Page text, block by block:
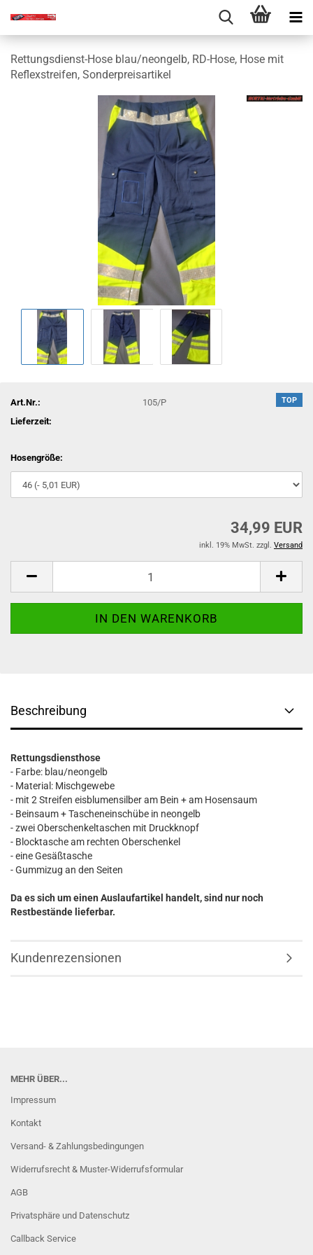
Rettungsdienst-Hose blau/neongelb, RD-Hose, Hose mit
Reflexstreifen, Sonderpreisartikel
TOP
Art.Nr.:
105/P
Lieferzeit:
Hosengröße:
34,99 EUR
inkl. 19% MwSt. zzgl. Versand
Beschreibung
Rettungsdiensthose
- Farbe: blau/neongelb
- Material: Mischgewebe
- mit 2 Streifen eisblumensilber am Bein + am Hosensaum
- Beinsaum + Tascheneinschübe in neongelb
- zwei Oberschenkeltaschen mit Druckknopf
- Blocktasche am rechten Oberschenkel
- eine Gesäßtasche
- Gummizug an den Seiten
Da es sich um einen Auslaufartikel handelt, sind nur noch
Restbestände lieferbar.
Kundenrezensionen
MEHR ÜBER...
Impressum
Kontakt
Versand- & Zahlungsbedingungen
Widerrufsrecht & Muster-Widerrufsformular
AGB
Privatsphäre und Datenschutz
Callback Service